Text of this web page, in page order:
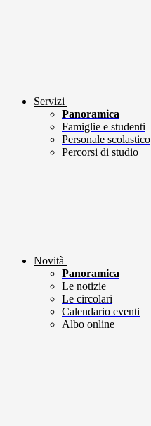
Servizi
Panoramica
Famiglie e studenti
Personale scolastico
Percorsi di studio
Novità
Panoramica
Le notizie
Le circolari
Calendario eventi
Albo online